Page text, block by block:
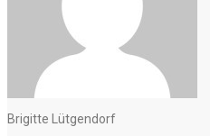
Brigitte Lütgendorf